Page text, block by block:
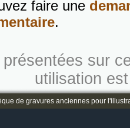
faire une
.
sur
utilisation
de gravures anciennes pour